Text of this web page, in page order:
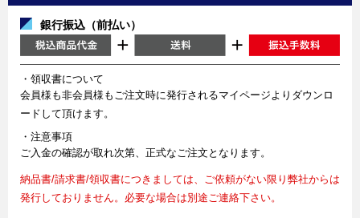
銀行振込（前払い）
・領収書について
会員様も非会員様もご注文時に発行されるマイページよりダウンロ
ードして頂けます。
・注意事項
ご入金の確認が取れ次第、正式なご注文となります。
納品書/請求書/領収書につきましては、ご依頼がない限り弊社からは
発行しておりません。必要な場合は別途ご連絡下さい。